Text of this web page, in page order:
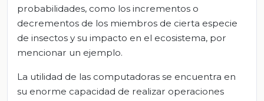
probabilidades, como los incrementos o
decrementos de los miembros de cierta especie
de insectos y su impacto en el ecosistema, por
mencionar un ejemplo.
La utilidad de las computadoras se encuentra en
su enorme capacidad de realizar operaciones